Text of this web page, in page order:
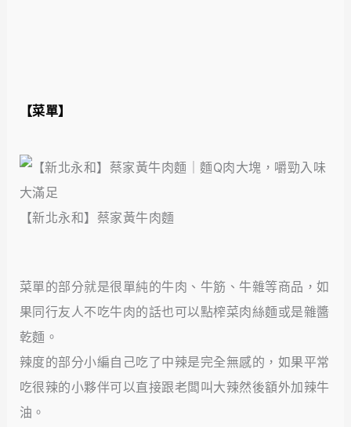
【菜單】
【新北永和】蔡家黃牛肉麵
菜單的部分就是很單純的牛肉、牛筋、牛雜等商品，如
果同行友人不吃牛肉的話也可以點榨菜肉絲麵或是雜醬
乾麵。
辣度的部分小編自己吃了中辣是完全無感的，如果平常
吃很辣的小夥伴可以直接跟老闆叫大辣然後額外加辣牛
油。